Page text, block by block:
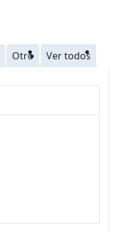
Otro Ver todos